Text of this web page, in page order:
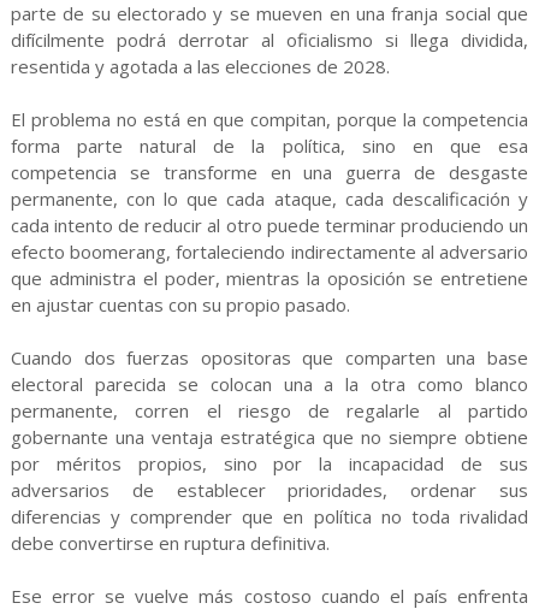
parte de su electorado y se mueven en una franja social que
difícilmente podrá derrotar al oficialismo si llega dividida,
resentida y agotada a las elecciones de 2028.
El problema no está en que compitan, porque la competencia
forma parte natural de la política, sino en que esa
competencia se transforme en una guerra de desgaste
permanente, con lo que cada ataque, cada descalificación y
cada intento de reducir al otro puede terminar produciendo un
efecto boomerang, fortaleciendo indirectamente al adversario
que administra el poder, mientras la oposición se entretiene
en ajustar cuentas con su propio pasado.
Cuando dos fuerzas opositoras que comparten una base
electoral parecida se colocan una a la otra como blanco
permanente, corren el riesgo de regalarle al partido
gobernante una ventaja estratégica que no siempre obtiene
por méritos propios, sino por la incapacidad de sus
adversarios de establecer prioridades, ordenar sus
diferencias y comprender que en política no toda rivalidad
debe convertirse en ruptura definitiva.
Ese error se vuelve más costoso cuando el país enfrenta